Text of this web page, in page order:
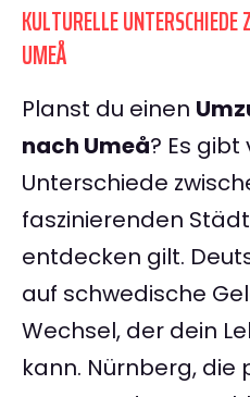
KULTURELLE
UMEÅ
Planst du einen
nach Umeå? Es
Unterschiede
faszinierenden
entdecken gilt.
auf schwedische
Wechsel, der dein
kann. Nürnberg, die